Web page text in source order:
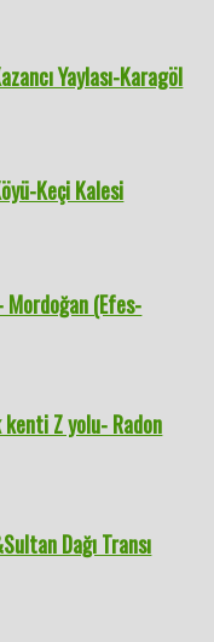
Yaylası-Karagöl
Keçi Kalesi
(Efes-
Z yolu- Radon
Dağı Transı